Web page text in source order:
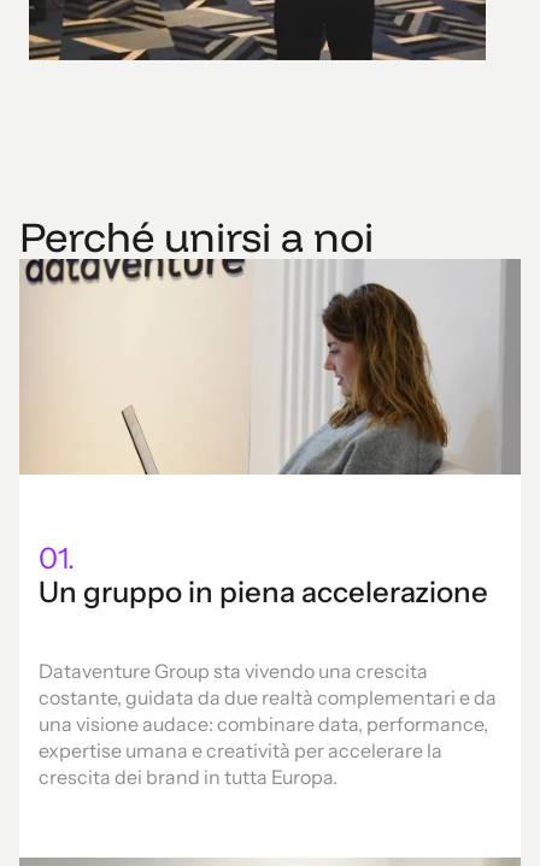
Perché unirsi a noi
01.
Un gruppo in piena accelerazione
Dataventure Group sta vivendo una crescita
costante, guidata da due realtà complementari e da
una visione audace: combinare data, performance,
expertise umana e creatività per accelerare la
crescita dei brand in tutta Europa.